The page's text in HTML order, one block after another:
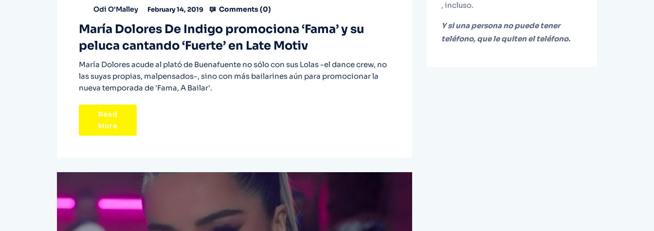
Odi O'Malley February 14, 2019 Comments (0)
María Dolores De Indigo promociona ‘Fama’ y su
peluca cantando ‘Fuerte’ en Late Motiv
María Dolores acude al plató de Buenafuente no sólo con sus Lolas -el dance crew, no
las suyas propias, malpensados-, sino con más bailarines aún para promocionar la
nueva temporada de 'Fama, A Bailar'.
Read
More
, incluso.
Y si una persona no puede tener
teléfono, que le quiten el teléfono.